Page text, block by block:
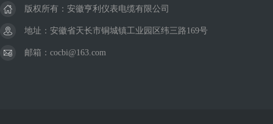
版权所有：安徽亨利仪表电缆有限公司
地址：安徽省天长市铜城镇工业园区纬三路169号
邮箱：cocbi@163.com